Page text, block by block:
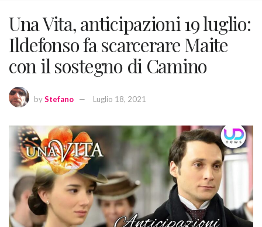
Una Vita, anticipazioni 19 luglio:
Ildefonso fa scarcerare Maite
con il sostegno di Camino
byStefano Luglio 18, 2021